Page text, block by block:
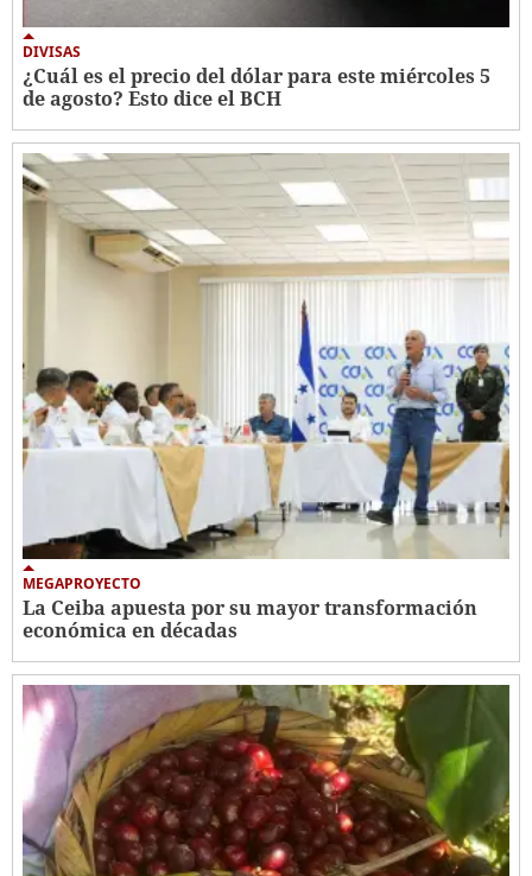
DIVISAS
¿Cuál es el precio del dólar para este miércoles 5
de agosto? Esto dice el BCH
MEGAPROYECTO
La Ceiba apuesta por su mayor transformación
económica en décadas